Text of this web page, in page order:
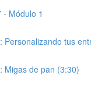
- Módulo 1
Personalizando tus
Migas de pan (3:30)